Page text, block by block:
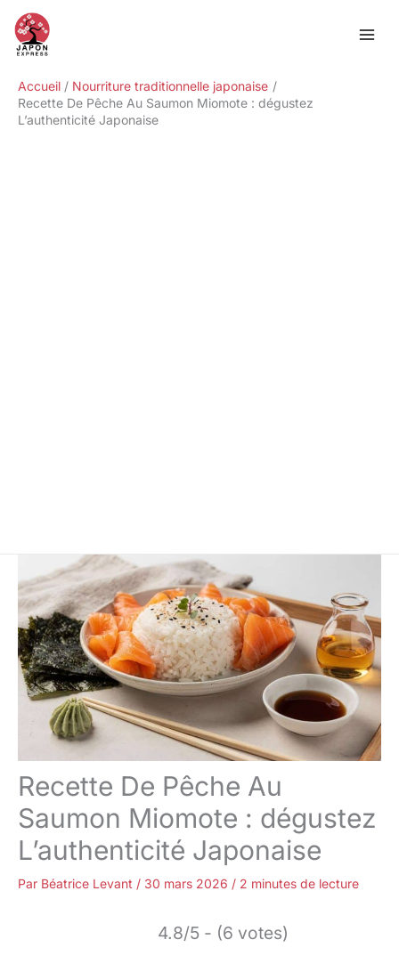
contenu
Accueil
Nourriture traditionnelle japonaise
Recette De Pêche Au Saumon Miomote : dégustez
L’authenticité Japonaise
Recette De Pêche Au
Saumon Miomote : dégustez
L’authenticité Japonaise
Par Béatrice Levant / 30 mars 2026 / 2 minutes de lecture
4.8/5 - (6 votes)
Rechercher